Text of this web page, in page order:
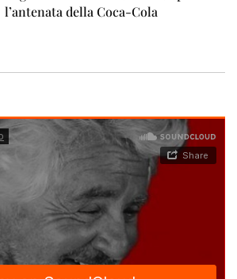
l’antenata della Coca-Cola